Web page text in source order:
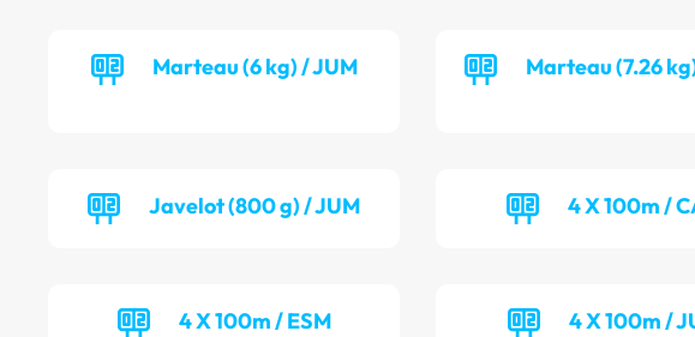
Marteau (6 kg) / JUM Marteau (7.26
Javelot (800 g) / JUM 4 X 100m /
4 X 100m / ESM 4 X 100m /